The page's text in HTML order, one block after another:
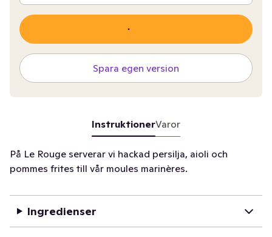
Spara egen version
InstruktionerVaror
På Le Rouge serverar vi hackad persilja, aioli och
pommes frites till vår moules marinères.
Ingredienser